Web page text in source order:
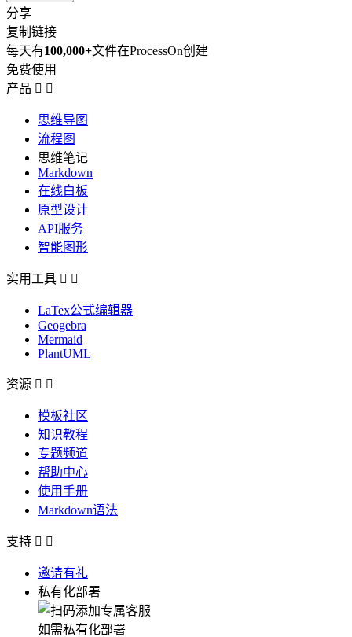
分享
复制链接
每天有100,000+文件在ProcessOn创建
免费使用
产品  
思维导图
流程图
思维笔记
Markdown
在线白板
原型设计
API服务
智能图形
实用工具  
LaTex公式编辑器
Geogebra
Mermaid
PlantUML
资源  
模板社区
知识教程
专题频道
帮助中心
使用手册
Markdown语法
支持  
邀请有礼
私有化部署
如需私有化部署